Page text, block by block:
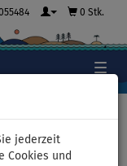
jederzeit
Cookies und
0 Stk.